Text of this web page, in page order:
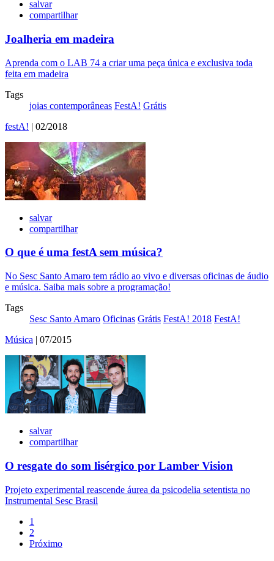
salvar
compartilhar
Joalheria em madeira
Aprenda com o LAB 74 a criar uma peça única e exclusiva toda
feita em madeira
Tags
joias contemporâneas FestA! Grátis
festA! | 02/2018
salvar
compartilhar
O que é uma festA sem música?
No Sesc Santo Amaro tem rádio ao vivo e diversas oficinas de áudio
e música. Saiba mais sobre a programação!
Tags
Sesc Santo Amaro Oficinas Grátis FestA! 2018 FestA!
Música | 07/2015
salvar
compartilhar
O resgate do som lisérgico por Lamber Vision
Projeto experimental reascende áurea da psicodelia setentista no
Instrumental Sesc Brasil
1
2
Próximo